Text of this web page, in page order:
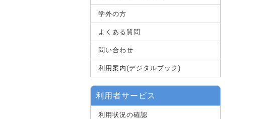
学外の方
よくある質問
問い合わせ
利用案内(デジタルブック)
利用者サービス
利用状況の確認